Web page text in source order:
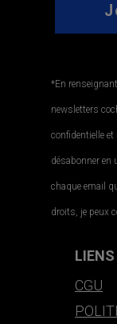
*En
newsletters
confidentielle et
désabonner
chaque email
droits, je peux
CGU